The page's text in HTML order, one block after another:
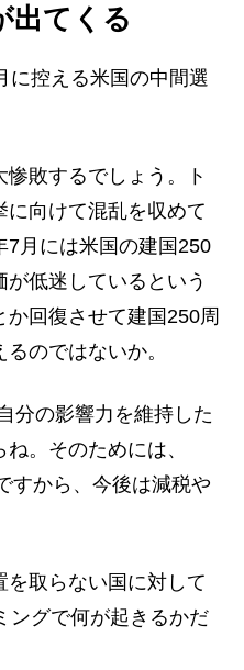
出てくる
控える米国の中間選
惨敗するでしょう。ト
向けて混乱を収めて
7月には米国の建国250
低迷しているという
回復させて建国250周
のではないか。
分の影響力を維持した
。そのためには、
すから、今後は減税や
取らない国に対して
ングで何が起きるかだ